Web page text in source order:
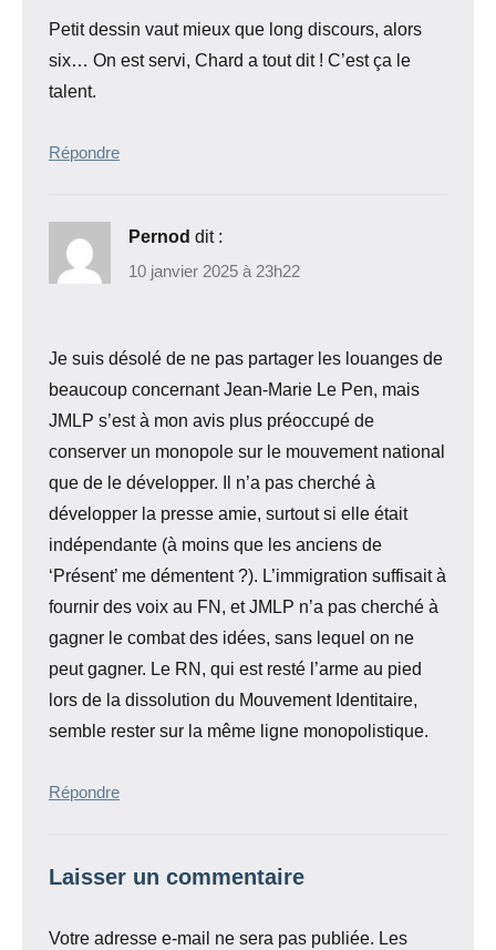
Petit dessin vaut mieux que long discours, alors
six… On est servi, Chard a tout dit ! C’est ça le
talent.
Répondre
Pernod dit :
10 janvier 2025 à 23h22
Je suis désolé de ne pas partager les louanges de
beaucoup concernant Jean-Marie Le Pen, mais
JMLP s’est à mon avis plus préoccupé de
conserver un monopole sur le mouvement national
que de le développer. Il n’a pas cherché à
développer la presse amie, surtout si elle était
indépendante (à moins que les anciens de
‘Présent’ me démentent ?). L’immigration suffisait à
fournir des voix au FN, et JMLP n’a pas cherché à
gagner le combat des idées, sans lequel on ne
peut gagner. Le RN, qui est resté l’arme au pied
lors de la dissolution du Mouvement Identitaire,
semble rester sur la même ligne monopolistique.
Répondre
Laisser un commentaire
Votre adresse e-mail ne sera pas publiée. Les